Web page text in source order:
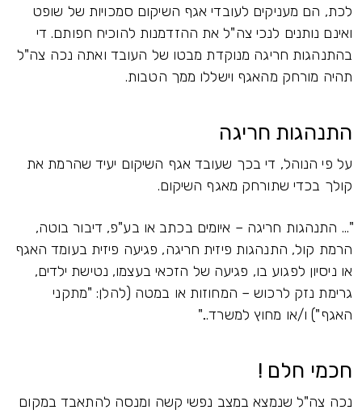
לכת, הם מעניקים לעובדי אגף השיקום סמכויות של שופט
ואינם נותנים לנכי צה"ל את ההזדמנות להוכיח חפותם. די
בהתנהגות חריגה מנוקדת מבטו של העובד ואתה נכה צה"ל
תהיה מורחק מהאגף וישללו ממך הטבות.
התנהגות חריגה
על פי הנוהל, די בכך שעובד אגף השיקום יעיד שהרמת את
קולך בכדי שתורחק מאגף השיקום.
"... התנהגות חריגה – איומים בכתב או בע"פ, דיבור בוטה,
הרמת קול, התנהגות פיזית חריגה, פגיעה פיזית בעומד האגף
או ניסיון לפגוע בו, פגיעה של הזכאי בעצמו, נטישת ילדים,
גרימת נזק לרכוש – המחוזות או במטה (להלן: "מתקני
האגף") ו/או מחוץ למשרד..."
חכמי חלם !
נכה צה"ל שנמצא במצב נפשי קשה ומנסה להתאבד במקום